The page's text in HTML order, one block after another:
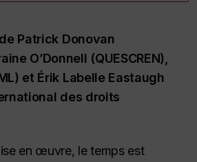
Patrick Donovan
O’Donnell (QUESCREN),
et Érik Labelle Eastaugh
des droits
en œuvre, le temps est